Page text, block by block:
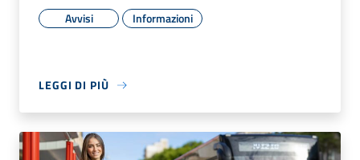
Avvisi Informazioni
LEGGI DI PIÙ